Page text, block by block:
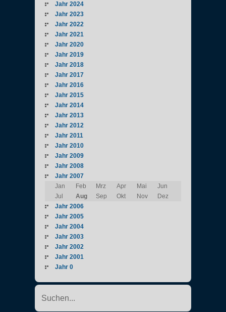
Jahr 2024
Jahr 2023
Jahr 2022
Jahr 2021
Jahr 2020
Jahr 2019
Jahr 2018
Jahr 2017
Jahr 2016
Jahr 2015
Jahr 2014
Jahr 2013
Jahr 2012
Jahr 2011
Jahr 2010
Jahr 2009
Jahr 2008
Jahr 2007
Jan
Feb Mrz Apr Mai
Jun
Jul
Aug Sep Okt Nov
Dez
Jahr 2006
Jahr 2005
Jahr 2004
Jahr 2003
Jahr 2002
Jahr 2001
Jahr 0